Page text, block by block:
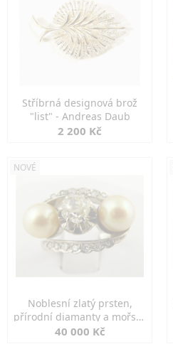
Stříbrná designová brož
"list" - Andreas Daub
2 200 Kč
NOVÉ
Noblesní zlatý prsten,
přírodní diamanty a mořské
perly
40 000 Kč